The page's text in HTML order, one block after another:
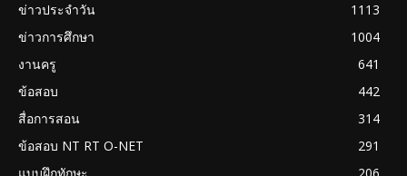
ข่าวประจำวัน
1113
ข่าวการศึกษา
1004
งานครู
641
ข้อสอบ
442
สื่อการสอน
314
ข้อสอบ NT RT O-NET
291